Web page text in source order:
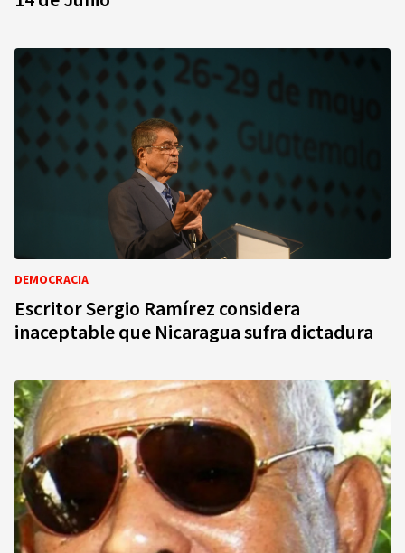
DEMOCRACIA
Escritor Sergio Ramírez considera
inaceptable que Nicaragua sufra dictadura